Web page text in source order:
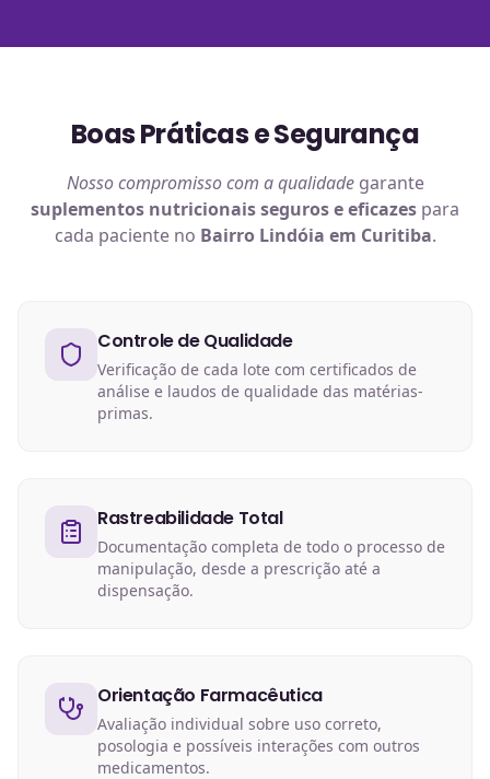
Boas Práticas e Segurança
Nosso compromisso com a qualidadegarante
suplementos nutricionaisseguros e eficazes para
cada paciente no Bairro Lindóia em Curitiba.
Controle de Qualidade
Verificação de cada lote com certificados de
análise e laudos de qualidade das matérias-
primas.
Rastreabilidade Total
Documentação completa de todo o processo de
manipulação, desde a prescrição até a
dispensação.
Orientação Farmacêutica
Avaliação individual sobre uso correto,
posologia e possíveis interações com outros
medicamentos.